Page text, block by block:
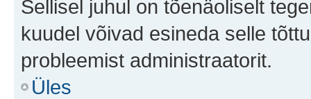
Sellisel juhul on tõenäoliselt
kuudel võivad esineda selle
probleemist administraatorit.
Üles